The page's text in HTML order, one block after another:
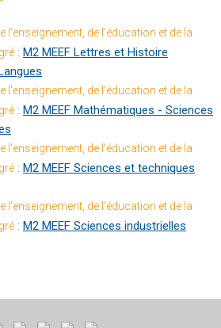
l'enseignement, de l'éducation et de la
: M2 MEEF Lettres et Histoire
l'enseignement, de l'éducation et de la
: M2 MEEF Mathématiques - Sciences
l'enseignement, de l'éducation et de la
: M2 MEEF Sciences et techniques
l'enseignement, de l'éducation et de la
: M2 MEEF Sciences industrielles